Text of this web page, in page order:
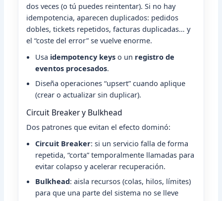
dos veces (o tú puedes reintentar). Si no hay
idempotencia, aparecen duplicados: pedidos
dobles, tickets repetidos, facturas duplicadas… y
el “coste del error” se vuelve enorme.
Usa idempotency keys o un registro de
eventos procesados.
Diseña operaciones “upsert” cuando aplique
(crear o actualizar sin duplicar).
Circuit Breaker y Bulkhead
Dos patrones que evitan el efecto dominó:
Circuit Breaker: si un servicio falla de forma
repetida, “corta” temporalmente llamadas para
evitar colapso y acelerar recuperación.
Bulkhead: aisla recursos (colas, hilos, límites)
para que una parte del sistema no se lleve